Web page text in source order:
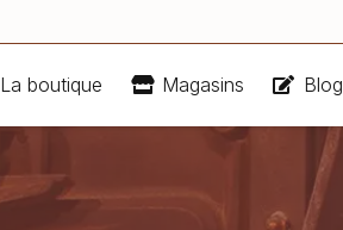
La boutique Magasins Blog